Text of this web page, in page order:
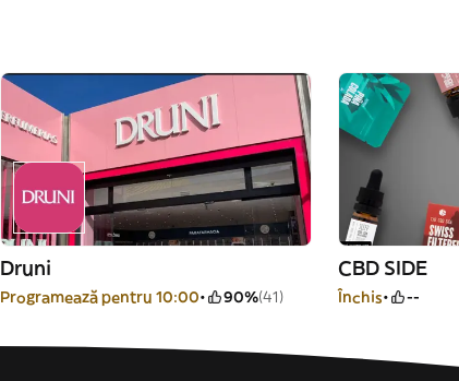
Druni
Programează pentru 10:00 90%(41)
CBD SIDE
Închis --